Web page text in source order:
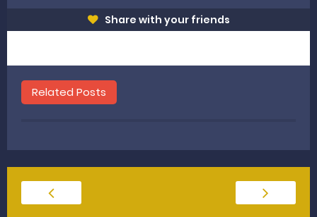
Share with your friends
Related Posts